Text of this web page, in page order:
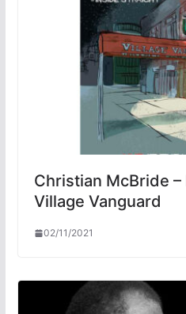
Christian McBride –
Village Vanguard
02/11/2021